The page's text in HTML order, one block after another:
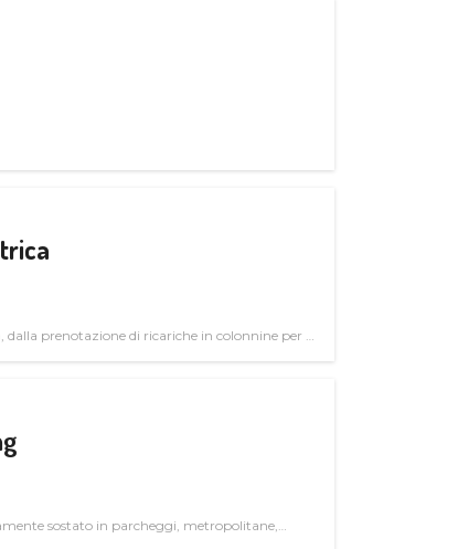
prenotazione di ricariche in colonnine per il
sostato in parcheggi, metropolitane,